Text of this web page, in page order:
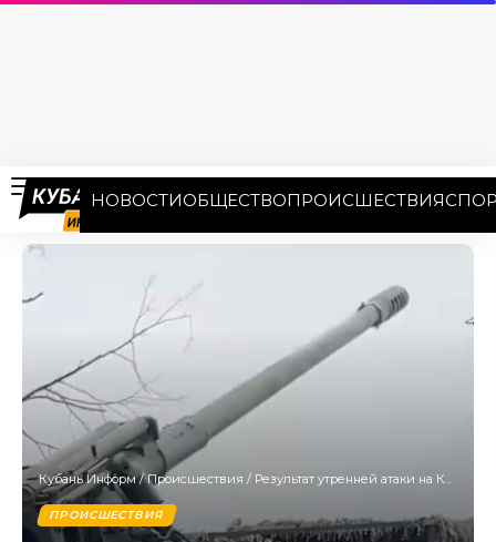
НОВОСТИОБЩЕСТВОПРОИСШЕСТВИЯ
Кубань Информ/Происшествия / Результат утренней атаки на Кубань и 12 регионов: ПВО сбила 124 беспилотника ВСУ
ПРОИСШЕСТВИЯ